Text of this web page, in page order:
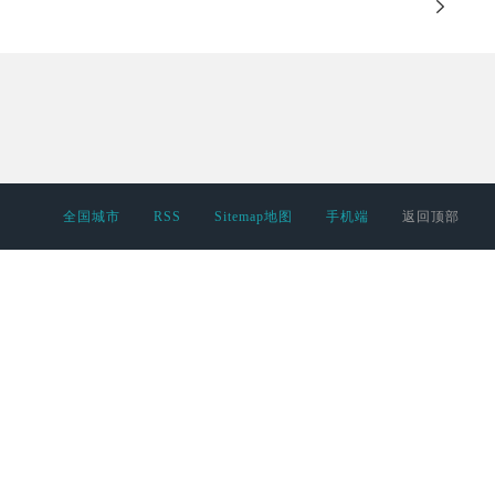
全国城市 RSS Sitemap地图 手机端 返回顶部